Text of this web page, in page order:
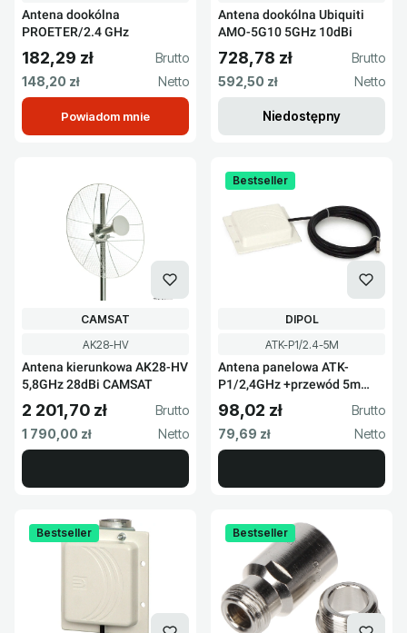
Antena dookólna
PROETER/2.4 GHz
Cena brutto
182,29 zł
Cena netto
148,20 zł
Powiadom mnie
Antena dookólna Ubiquiti
AMO-5G10 5GHz 10dBi
Cena brutto
728,78 zł
Cena netto
592,50 zł
Niedostępny
Kod produktu
AK28-HV
Antena kierunkowa AK28-HV
5,8GHz 28dBi CAMSAT
PRODUCENT
CAMSAT
Cena brutto
2 201,70 zł
Cena netto
1 790,00 zł
Bestseller
Kod produktu
ATK-P1/2.4-5M
Antena panelowa ATK-
P1/2,4GHz +przewód 5m
SMA R/P
PRODUCENT
DIPOL
Cena brutto
98,02 zł
Cena netto
79,69 zł
Bestseller Bestseller